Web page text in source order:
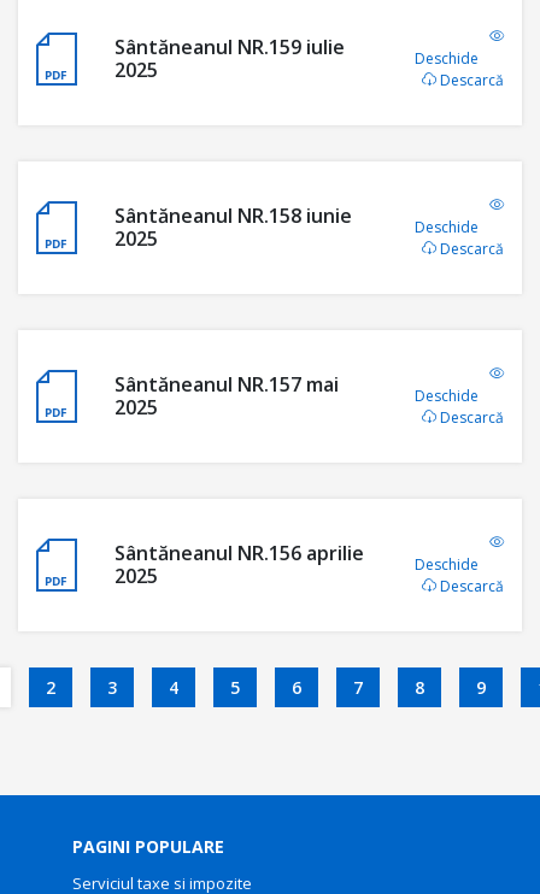
Sântăneanul NR.159 iulie
2025
Deschide
Descarcă
Sântăneanul NR.158 iunie
2025
Deschide
Descarcă
Sântăneanul NR.157 mai
2025
Deschide
Descarcă
Sântăneanul NR.156 aprilie
2025
Deschide
Descarcă
2 3 4 5 6 7 8 9
PAGINI POPULARE
Serviciul taxe si impozite